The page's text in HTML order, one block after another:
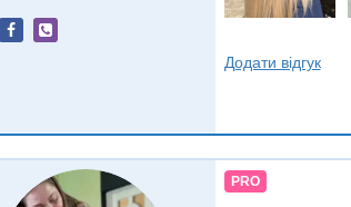
Додати відгук
PRO